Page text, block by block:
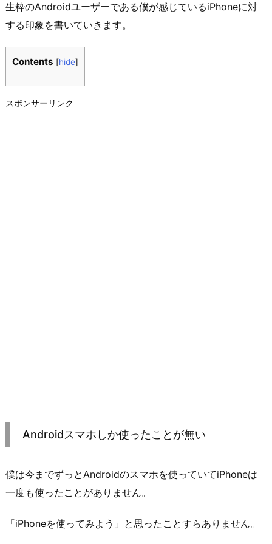
生粋のAndroidユーザーである僕が感じているiPhoneに対
する印象を書いていきます。
Contents [hide]
スポンサーリンク
Androidスマホしか使ったことが無い
僕は今までずっとAndroidのスマホを使っていてiPhoneは
一度も使ったことがありません。
「iPhoneを使ってみよう」と思ったことすらありません。